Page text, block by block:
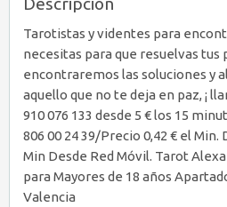
Tarotistas y videntes para
necesitas para que resuelvas tus
encontraremos las soluciones y
aquello que no te deja en paz, ¡
910 076 133 desde 5 € los 15
806 00 24 39/Precio 0,42 € el Min.
Min Desde Red Móvil. Tarot
para Mayores de 18 años
Valencia